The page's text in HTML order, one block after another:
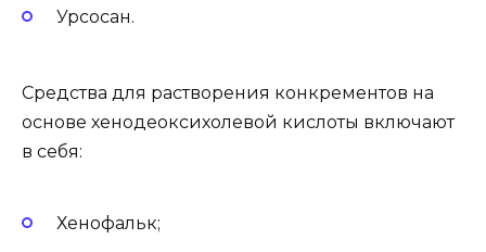
Урсосан.
Средства для растворения конкрементов на
основе хенодеоксихолевой кислоты включают
в себя:
Хенофальк;